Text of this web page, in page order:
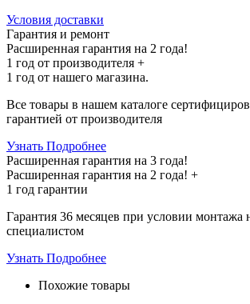
Условия доставки
Гарантия и ремонт
Расширенная гарантия на 2 года!
1 год от производителя +
1 год от нашего магазина.
Все товары в нашем каталоге
гарантией от производителя
Узнать Подробнее
Расширенная гарантия на 3 года!
Расширенная гарантия на 2 года! +
1 год гарантии
Гарантия 36 месяцев при условии
специалистом
Узнать Подробнее
Похожие товары